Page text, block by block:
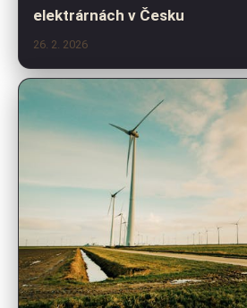
elektrárnách v Česku
26. 2. 2026